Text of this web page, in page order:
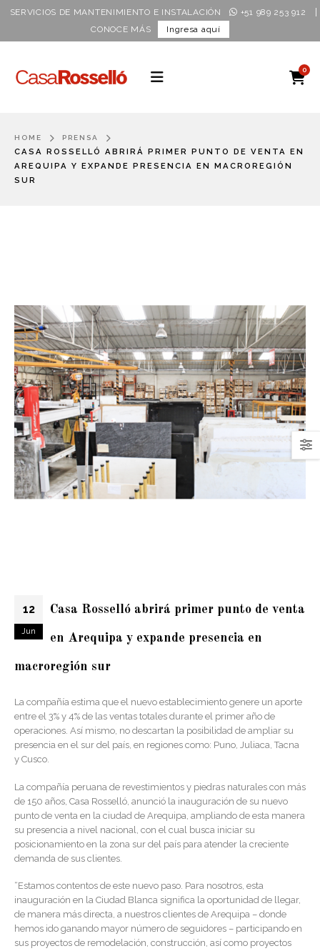
SERVICIOS DE MANTENIMIENTO E INSTALACIÓN +51 989 253 912
CONOCE MÁS Ingresa aquí
0
HOME PRENSA
CASA ROSSELLÓ ABRIRÁ PRIMER PUNTO DE VENTA EN
AREQUIPA Y EXPANDE PRESENCIA EN MACROREGIÓN
SUR
12
Jun
Casa Rosselló abrirá primer punto de venta
en Arequipa y expande presencia en
macroregión sur
La compañía estima que el nuevo establecimiento genere un aporte
entre el 3% y 4% de las ventas totales durante el primer año de
operaciones. Así mismo, no descartan la posibilidad de ampliar su
presencia en el sur del país, en regiones como: Puno, Juliaca, Tacna
y Cusco.
La compañía peruana de revestimientos y piedras naturales con más
de 150 años, Casa Rosselló, anunció la inauguración de su nuevo
punto de venta en la ciudad de Arequipa, ampliando de esta manera
su presencia a nivel nacional, con el cual busca iniciar su
posicionamiento en la zona sur del país para atender la creciente
demanda de sus clientes.
“Estamos contentos de este nuevo paso. Para nosotros, esta
inauguración en la Ciudad Blanca significa la oportunidad de llegar,
de manera más directa, a nuestros clientes de Arequipa – donde
hemos ido ganando mayor número de seguidores – participando en
sus proyectos de remodelación, construcción, así como proyectos